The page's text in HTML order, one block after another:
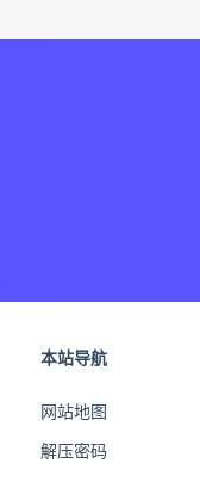
本站导航
网站地图
解压密码